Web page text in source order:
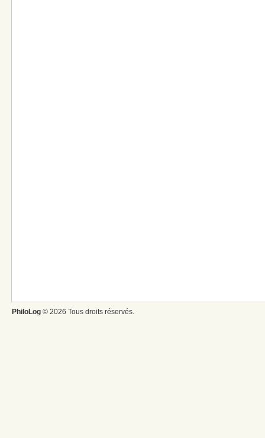
PhiloLog © 2026 Tous droits réservés.